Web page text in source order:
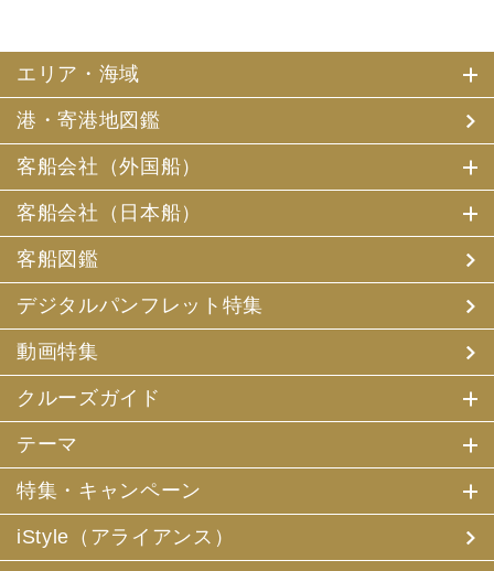
います。）は、お客様がご旅行の申込みの際にお申出いた
だいた個人情報についてお客様との連絡のために利用させ
ていただくほか、お客様がお申込みいただいた旅行におい
て運送・宿泊機関等（主要な運送・宿泊機関等について契
約書面に記載されています）の提供する旅行サービスの手
配及びそれらのサービスの受領のための手続、また旅行代
きます。
その他、当社は、
(1) 当社及び当社の提携する企業の商品やサービス、キャ
ンペーンのご案内
(2) 旅行参加後のご意見やご感想の提供のお願い
(3) アンケートのお願い
(4) 特典サービスの提供
(5) 統計資料の作成
にお客様の個人情報を利用させていただくことがありま
す。
個人情報について、本人確認、本人との連絡その他、採
す。
3. お客様個人情報の第三者への提供
(1) 当社は、お申込みいただいた旅行サービスの手配及び
エリア・海域
港・寄港地図鑑
客船会社（外国船）
客船会社（日本船）
客船図鑑
デジタルパンフレット特集
動画特集
クルーズガイド
テーマ
特集・キャンペーン
iStyle（アライアンス）